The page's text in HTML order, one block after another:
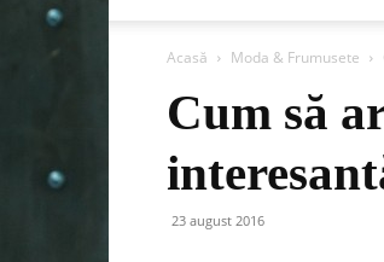
Acasă Moda & Frumusete
Cum să
23 august 2016